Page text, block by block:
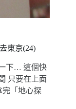
東京(24)
下… 這個快
只要在上面
「地心探